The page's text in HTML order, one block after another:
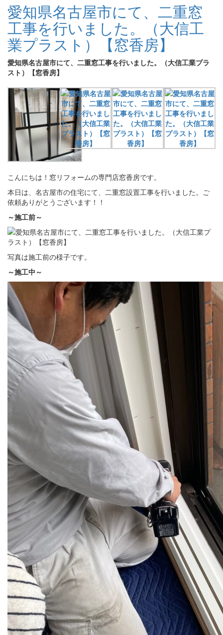
愛知県名古屋市にて、二重窓
工事を行いました。（大信工
業プラスト）【窓香房】
愛知県名古屋市にて、二重窓工事を行いました。（大信工業プラ
スト）【窓香房】
こんにちは！窓リフォームの専門店窓香房です。
本日は、名古屋市の住宅にて、二重窓設置工事を行いました。ご
依頼ありがとうございます！！
～施工前～
写真は施工前の様子です。
～施工中～